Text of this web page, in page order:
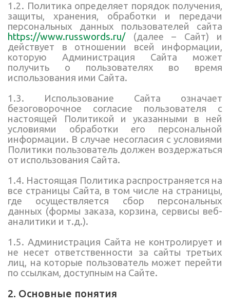
1.2. Политика определяет порядок получения,
защиты, хранения, обработки и передачи
персональных данных пользователей сайта
https://www.russwords.ru/(далее – Сайт) и
действует в отношении всей информации,
которую Администрация Сайта может
получить о пользователях во время
использования ими Сайта.
1.3. Использование Сайта означает
безоговорочное согласие пользователя с
настоящей Политикой и указанными в ней
условиями обработки его персональной
информации. В случае несогласия с условиями
Политики пользователь должен воздержаться
от использования Сайта.
1.4. Настоящая Политика распространяется на
все страницы Сайта, в том числе на страницы,
где осуществляется сбор персональных
данных (формы заказа, корзина, сервисы веб-
аналитики и т.д.).
1.5. Администрация Сайта не контролирует и
не несет ответственности за сайты третьих
лиц, на которые пользователь может перейти
по ссылкам, доступным на Сайте.
2. Основные понятия